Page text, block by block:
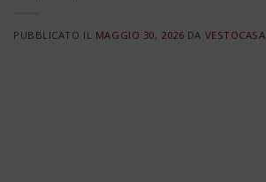
PUBBLICATO IL MAGGIO 30, 2026 DA VESTOCASA